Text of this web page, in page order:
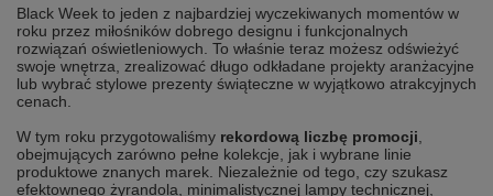
Black Week to jeden z najbardziej wyczekiwanych momentów w
roku przez miłośników dobrego designu i funkcjonalnych
rozwiązań oświetleniowych. To właśnie teraz możesz odświeżyć
swoje wnętrza, zrealizować długo odkładane projekty aranżacyjne
lub wybrać stylowe prezenty świąteczne w wyjątkowo atrakcyjnych
cenach.
W tym roku przygotowaliśmy rekordową liczbę promocji
obejmujących zarówno pełne kolekcje, jak i wybrane linie
produktowe znanych marek. Niezależnie od tego, czy szukasz
efektownego żyrandola, minimalistycznej lampy technicznej,